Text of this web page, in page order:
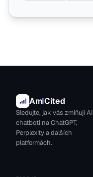
AmICited
Sledujte, jak vás zmiňují AI
chatboti na ChatGPT,
Perplexity a dalších
platformách.